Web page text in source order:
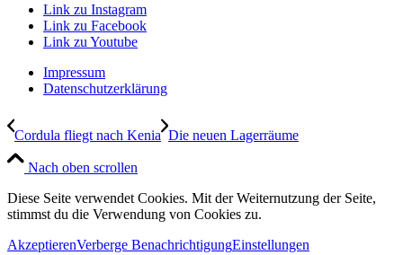
Link zu Instagram
Link zu Facebook
Link zu Youtube
Impressum
Datenschutzerklärung
Cordula fliegt nach Kenia Die neuen Lagerräume
Nach oben scrollen
Diese Seite verwendet Cookies. Mit der Weiternutzung der Seite,
stimmst du die Verwendung von Cookies zu.
AkzeptierenVerberge BenachrichtigungEinstellungen